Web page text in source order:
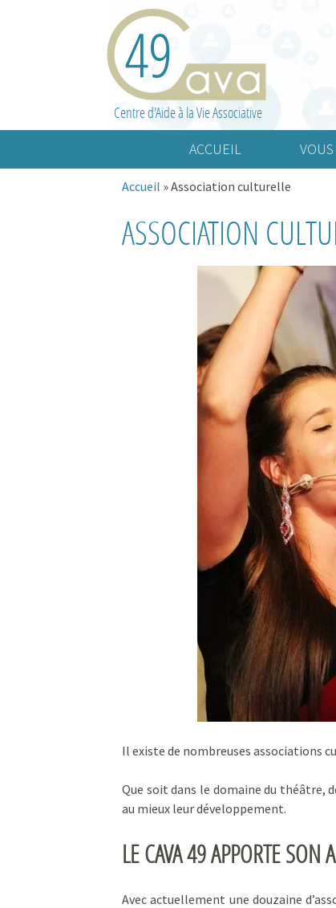
Centre d'Aide à la Vie Associative
ACCUEIL
Accueil »Association culturelle
ASSOCIATION
Il existe de nombreuses associations
Que soit dans le domaine du théâtre,
au mieux leur développement.
LE CAVA 49 APPORTE SON
Avec actuellement une douzaine